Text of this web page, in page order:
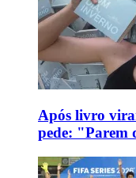
Após livro
pede: "Parem